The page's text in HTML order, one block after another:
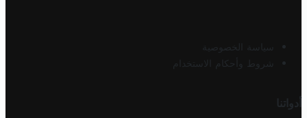
سياسة الخصوصية
شروط وأحكام الاستخدام
أدواتنا